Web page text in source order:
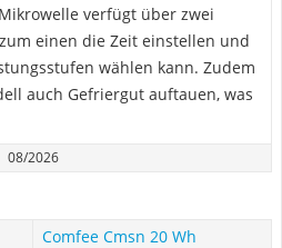
verfügt über zwei
einen die Zeit einstellen und
wählen kann. Zudem
auch Gefriergut auftauen, was
08/2026
Comfee Cmsn 20 Wh